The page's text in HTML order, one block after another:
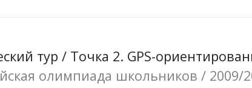
тур / Точка 2. GPS-
олимпиада школьников /